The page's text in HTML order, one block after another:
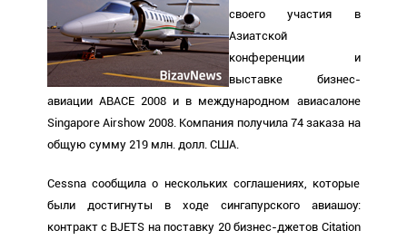
своего участия в
Азиатской
конференции и
выставке бизнес-
авиации ABACE 2008 и в международном авиасалоне
Singapore Airshow 2008. Компания получила 74 заказа на
общую сумму 219 млн. долл. США.
Сessna сообщила о нескольких соглашениях, которые
были достигнуты в ходе сингапурского авиашоу:
контракт с BJETS на поставку 20 бизнес-джетов Citation